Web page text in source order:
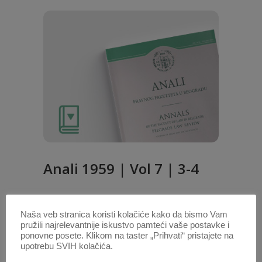
Anali 1959 | Vol 7 | 3-4
Naša veb stranica koristi kolačiće kako da bismo Vam
pružili najrelevantnije iskustvo pamteći vaše postavke i
ponovne posete. Klikom na taster „Prihvati“ pristajete na
upotrebu SVIH kolačića.